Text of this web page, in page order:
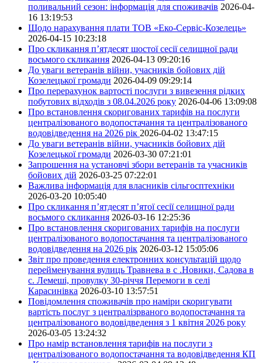
поливальний сезон: інформація для споживачів 2026-04-
16 13:19:53
Щодо нарахування плати ТОВ «Еко-Сервіс-Козелець»
2026-04-15 10:23:18
Про скликання п’ятдесят шостої сесії селищної ради
восьмого скликання 2026-04-13 09:20:16
До уваги ветеранів війни, учасників бойових дій
Козелецької громади 2026-04-09 09:29:14
Про перерахунок вартості послуги з вивезення рідких
побутових відходів з 08.04.2026 року 2026-04-06 13:09:08
Про встановлення скоригованих тарифів на послуги
централізованого водопостачання та централізованого
водовідведення на 2026 рік 2026-04-02 13:47:15
До уваги ветеранів війни, учасників бойових дій
Козелецької громади 2026-03-30 07:21:01
Запрошення на установчі збори ветеранів та учасників
бойових дій 2026-03-25 07:22:01
Важлива інформація для власників сільгосптехніки
2026-03-20 10:05:40
Про скликання п’ятдесят п’ятої сесії селищної ради
восьмого скликання 2026-03-16 12:25:36
Про встановлення скоригованих тарифів на послуги
централізованого водопостачання та централізованого
водовідведення на 2026 рік 2026-03-12 15:05:06
Звіт про проведення електронних консультацій щодо
перейменування вулиць Травнева в с .Новики, Садова в
с. Лемеші, провулку 30-річчя Перемоги в селі
Карасинівка 2026-03-10 13:57:51
Повідомлення споживачів про наміри скоригувати
вартість послуг з централізрваного водопостачання та
централізованого водовідведення з 1 квітня 2026 року
2026-03-05 13:24:32
Про намір встановлення тарифів на послуги з
централізованого водопостачання та водовідведення КП